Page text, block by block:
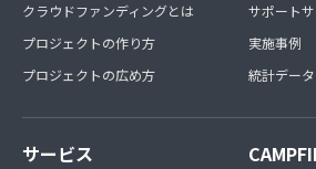
クラウドファンディングとは
プロジェクトの作り方
プロジェクトの広め方
サポート
実施事例
統計データ
サービス